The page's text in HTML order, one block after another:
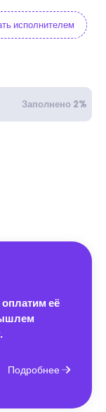
исполнителем
Заполнено 2%
её
Подробнее